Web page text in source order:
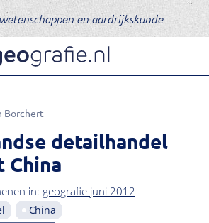
en aardrijkskunde
Borchert
detailhandel
China
in: geografie juni 2012
China